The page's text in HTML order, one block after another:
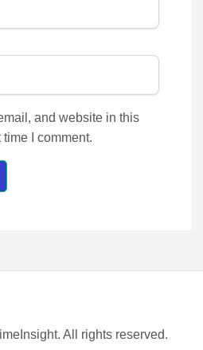
and website in this
I comment.
All rights reserved.